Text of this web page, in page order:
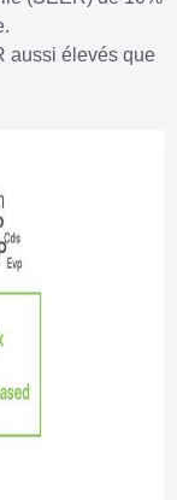
aussi élevés que